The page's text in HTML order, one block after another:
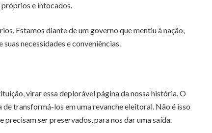
e intocados.
Estamos diante de um governo que mentiu à nação,
necessidades e conveniências.
virar essa deplorável página da nossa história. O
transformá-los em uma revanche eleitoral. Não é isso
ser preservados, para nos dar uma saída.